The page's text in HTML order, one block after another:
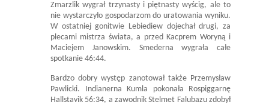
Zmarzlik wygrał trzynasty i piętnasty wyścig, ale to
nie wystarczyło gospodarzom do uratowania wyniku.
W ostatniej gonitwie Lebiediew dojechał drugi, za
plecami mistrza świata, a przed Kacprem Woryną i
Maciejem Janowskim. Smederna wygrała całe
spotkanie 46:44.
Bardzo dobry występ zanotował także Przemysław
Pawlicki. Indianerna Kumla pokonała Rospiggarnę
Hallstavik 56:34, a zawodnik Stelmet Falubazu zdobył